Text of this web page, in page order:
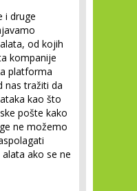
i druge
od kojih
kompanije
platforma
nas tražiti da
kao što
pošte kako
ne možemo
ako se ne